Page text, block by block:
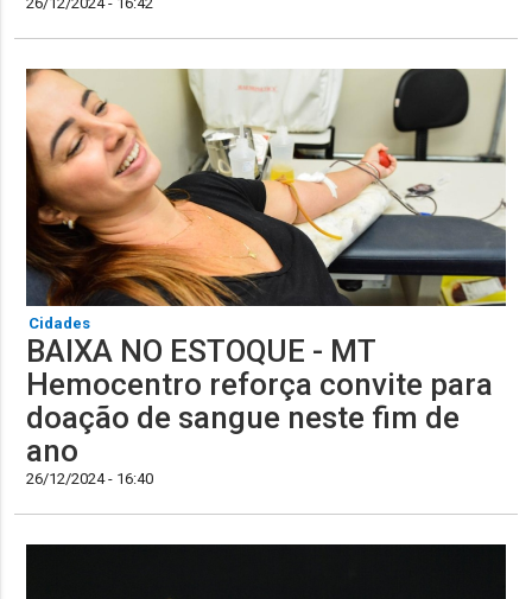
Cidades
BAIXA NO ESTOQUE - MT
Hemocentro reforça convite para
doação de sangue neste fim de
ano
26/12/2024 - 16:40